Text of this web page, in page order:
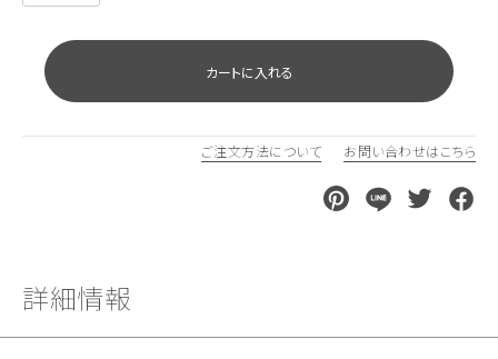
カートに入れる
ご注文方法について お問い合わせはこちら
詳細情報